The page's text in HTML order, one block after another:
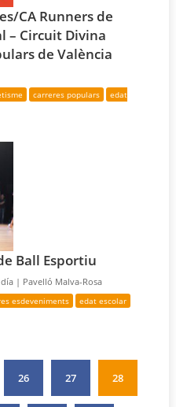
CA Runners de
– Circuit Divina
de València
carreres populars
edat
Ball Esportiu
| Pavelló Malva-Rosa
esdeveniments
edat escolar
26 27 28